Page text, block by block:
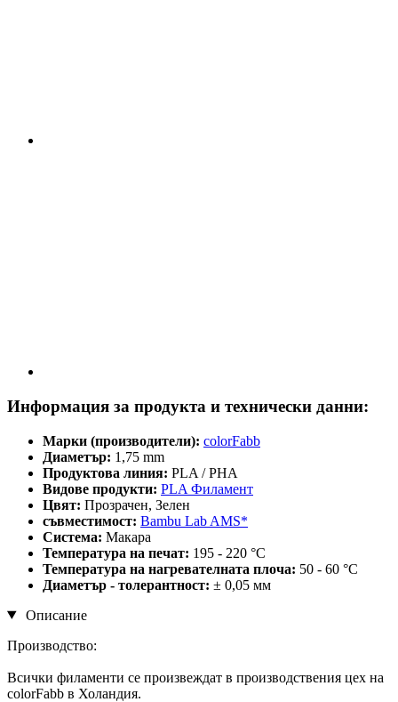
Информация за продукта и технически данни:
Марки (производители): colorFabb
Диаметър: 1,75 mm
Продуктова линия: PLA / PHA
Видове продукти: PLA Филамент
Цвят: Прозрачен, Зелен
съвместимост: Bambu Lab AMS*
Система: Макара
Температура на печат: 195 - 220 °C
Температура на нагревателната плоча: 50 - 60 °C
Диаметър - толерантност: ± 0,05 мм
Описание
Производство:
Всички филаменти се произвеждат в производствения цех на
colorFabb в Холандия.